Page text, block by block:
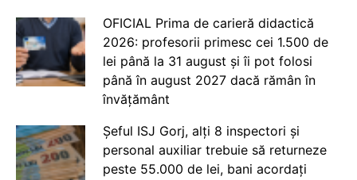
OFICIAL Prima de carieră didactică
2026: profesorii primesc cei 1.500 de
lei până la 31 august și îi pot folosi
până în august 2027 dacă rămân în
învățământ
Șeful ISJ Gorj, alți 8 inspectori și
personal auxiliar trebuie să returneze
peste 55.000 de lei, bani acordați